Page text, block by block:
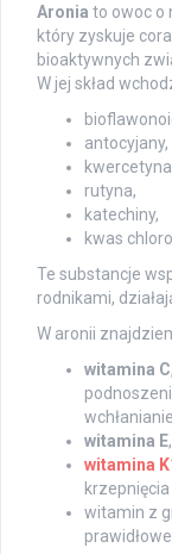
Aronia to owoc o
który zyskuje
bioaktywnych
W jej skład
antocyjany,
rutyna,
katechiny,
kwas
Te substancje
rodnikami,
W aronii
witamina C
witamina E
witamina
witamin z